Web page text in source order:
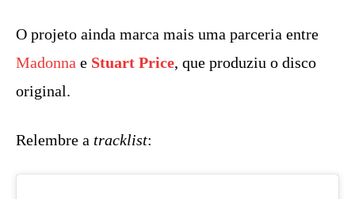
O projeto ainda marca mais uma parceria entre
Madonna e Stuart Price, que produziu o disco
original.
Relembre a tracklist: